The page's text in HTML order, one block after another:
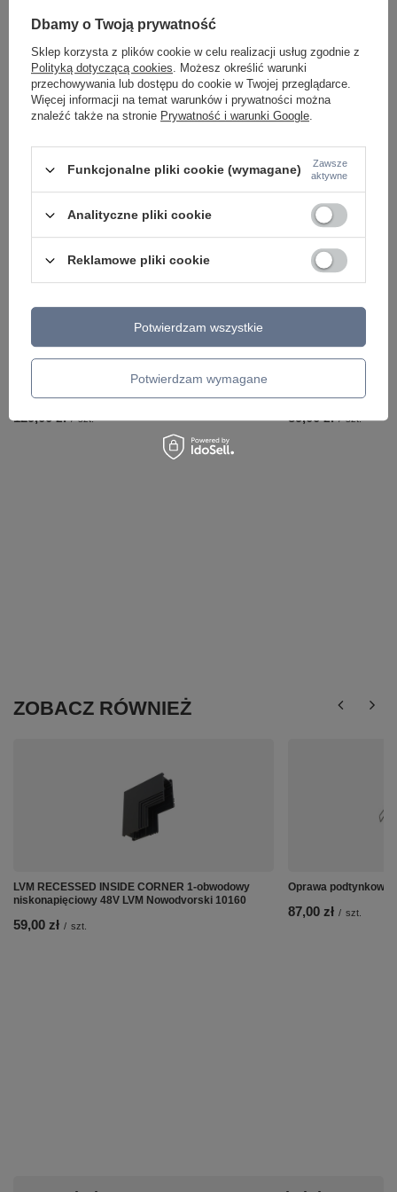
Podmiot odpowiedzialny za ten
Nowodvorski Lighting sp. z
Klasa ochronności
II
2 klasa ochronności
Biały okrągły plafon 35cm z czujnikiem ruchu
4000K DENIA LED M SENSOR Nowodvorski 11762
129,00 zł / szt.
4000K DENIA LED
89,00 zł / szt.
ZOBACZ RÓWNIEŻ
LVM RECESSED INSIDE CORNER 1-obwodowy
niskonapięciowy 48V LVM Nowodvorski 10160
59,00 zł / szt.
Oprawa podtynkowa
87,00 zł / szt.
Dbamy o Twoją prywatność
Sklep korzysta z plików cookie w celu realizacji usług zgodnie z
Polityką dotyczącą cookies. Możesz określić warunki
przechowywania lub dostępu do cookie w Twojej przeglądarce.
Więcej informacji na temat warunków i prywatności można
znaleźć także na stronie Prywatność i warunki Google.
Funkcjonalne pliki cookie (wymagane)
Zawsze
aktywne
Analityczne pliki cookie
Reklamowe pliki cookie
Potwierdzam wymagane
Potwierdzam wszystkie